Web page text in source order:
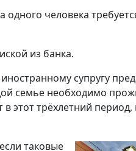
человека
из банка.
супругу
семье необходимо
в этот трёхлетний
таковые